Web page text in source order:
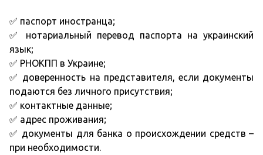
✅ паспорт иностранца;
✅ нотариальный перевод паспорта на украинский
язык;
✅ РНОКПП в Украине;
✅ доверенность на представителя, если документы
подаются без личного присутствия;
✅ контактные данные;
✅ адрес проживания;
✅ документы для банка о происхождении средств –
при необходимости.